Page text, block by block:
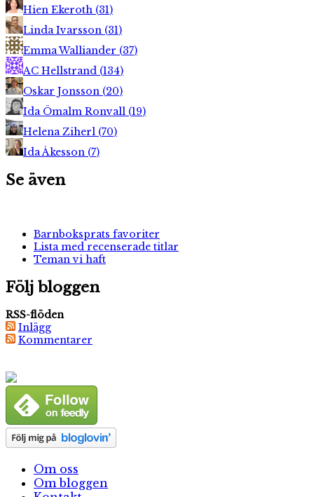
Hien Ekeroth (31)
Linda Ivarsson (31)
Emma Walliander (37)
AC Hellstrand (134)
Oskar Jonsson (20)
Ida Ömalm Ronvall (19)
Helena Ziherl (70)
Ida Åkesson (7)
Se även
Barnboksprats favoriter
Lista med recenserade titlar
Teman vi haft
Följ bloggen
RSS-flöden
Inlägg
Kommentarer
Om oss
Om bloggen